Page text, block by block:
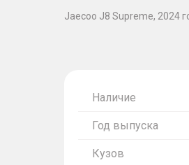
Jaecoo J8 Supreme, 2024
Наличие
Год выпуска
Кузов